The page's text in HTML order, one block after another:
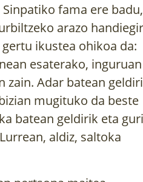
fama ere badu,
arazo
ikustea ohikoa da:
esaterako, inguruan
zain. Adar batean
mugituko da beste
batean geldirik eta guri
aldiz, saltoka